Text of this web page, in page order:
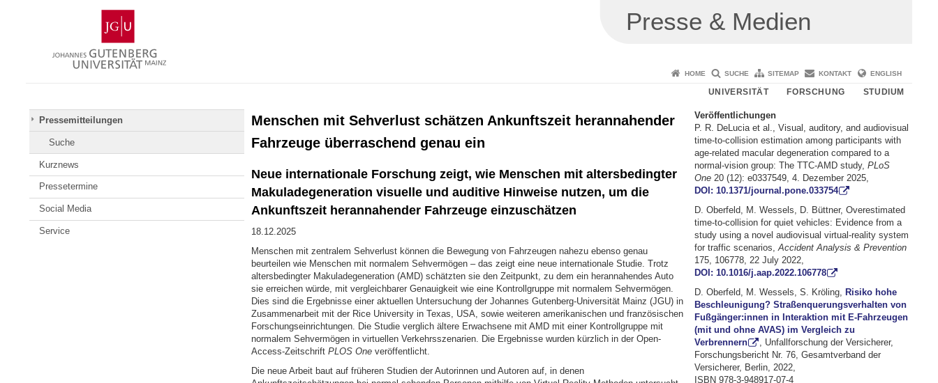
Gutenberg-
Universität
Mainz
Presse & Medien
HOME SUCHE SITEMAP KONTAKT ENGLISH
UNIVERSITÄT FORSCHUNG STUDIUM
Pressemitteilungen
Suche
Kurznews
Pressetermine
Social Media
Service
Menschen mit Sehverlust schätzen Ankunftszeit herannahender
Fahrzeuge überraschend genau ein
Neue internationale Forschung zeigt, wie Menschen mit altersbedingter
Makuladegeneration visuelle und auditive Hinweise nutzen, um die
Ankunftszeit herannahender Fahrzeuge einzuschätzen
18.12.2025
Menschen mit zentralem Sehverlust können die Bewegung von Fahrzeugen nahezu ebenso genau
beurteilen wie Menschen mit normalem Sehvermögen – das zeigt eine neue internationale Studie. Trotz
altersbedingter Makuladegeneration (AMD) schätzten sie den Zeitpunkt, zu dem ein herannahendes Auto
sie erreichen würde, mit vergleichbarer Genauigkeit wie eine Kontrollgruppe mit normalem Sehvermögen.
Dies sind die Ergebnisse einer aktuellen Untersuchung der Johannes Gutenberg-Universität Mainz (JGU) in
Zusammenarbeit mit der Rice University in Texas, USA, sowie weiteren amerikanischen und französischen
Forschungseinrichtungen. Die Studie verglich ältere Erwachsene mit AMD mit einer Kontrollgruppe mit
normalem Sehvermögen in virtuellen Verkehrsszenarien. Die Ergebnisse wurden kürzlich in der Open-
Access-Zeitschrift PLOS Oneveröffentlicht.
Die neue Arbeit baut auf früheren Studien der Autorinnen und Autoren auf, in denen
Veröffentlichungen
P. R. DeLucia et al., Visual, auditory, and audiovisual
time-to-collision estimation among participants with
age-related macular degeneration compared to a
normal-vision group: The TTC-AMD study, PLoS
One20 (12): e0337549, 4. Dezember 2025,
DOI: 10.1371/journal.pone.033754
D. Oberfeld, M. Wessels, D. Büttner, Overestimated
time-to-collision for quiet vehicles: Evidence from a
study using a novel audiovisual virtual-reality system
for traffic scenarios, Accident Analysis & Prevention
175, 106778, 22 July 2022,
DOI: 10.1016/j.aap.2022.106778
D. Oberfeld, M. Wessels, S. Kröling, Risiko hohe
Beschleunigung? Straßenquerungsverhalten von
Fußgänger:innen in Interaktion mit E-Fahrzeugen
(mit und ohne AVAS) im Vergleich zu
Verbrennern
, Unfallforschung der Versicherer,
Forschungsbericht Nr. 76, Gesamtverband der
Versicherer, Berlin, 2022,
ISBN 978-3-948917-07-4